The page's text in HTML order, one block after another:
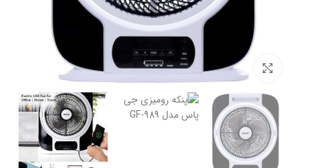
برای بزرگنمایی کلیک کنید